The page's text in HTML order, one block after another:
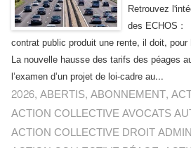
Retrouvez
des ECHOS :
contrat public produit une rente, il doit,
La nouvelle hausse des tarifs des péages
l’examen d’un projet de loi-cadre au...
2026,ABERTIS,ABONNEMENT,
ACTION COLLECTIVE AVOCATS
ACTION COLLECTIVE DROIT